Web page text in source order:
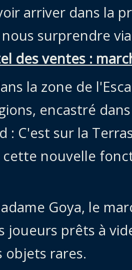
le vol
Uldum
Val
arriver dans la
nous surprendre
des ventes :
la zone de
encastré
: C'est sur la
nouvelle
Goya, le
joueurs prêts à
objets rares.